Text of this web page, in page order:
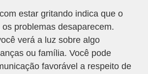
estar gritando indica que o
problemas desaparecem.
verá a luz sobre algo
ou família. Você pode
favorável a respeito de